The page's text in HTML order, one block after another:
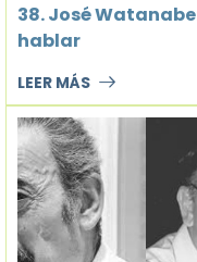
38. José
hablar
LEER MÁS